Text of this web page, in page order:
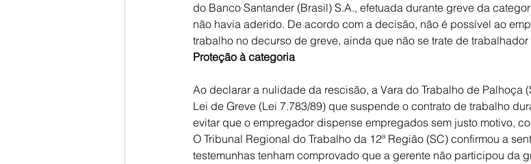
do Banco Santander (Brasil) S.A., efetuada durante greve da
não havia aderido. De acordo com a decisão, não é possível ao
trabalho no decurso de greve, ainda que não se trate de trabalhador
Proteção à categoria
Ao declarar a nulidade da rescisão, a Vara do Trabalho de Palhoça
Lei de Greve (Lei 7.783/89) que suspende o contrato de trabalho
evitar que o empregador dispense empregados sem justo motivo,
O Tribunal Regional do Trabalho da 12ª Região (SC) confirmou a
testemunhas tenham comprovado que a gerente não participou da